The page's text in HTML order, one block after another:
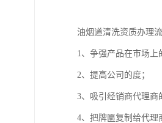
油烟道清洗资质办理
1、争强产品在市场上
2、提高公司的度；
3、吸引经销商代理商
4、把牌匾复制给代理